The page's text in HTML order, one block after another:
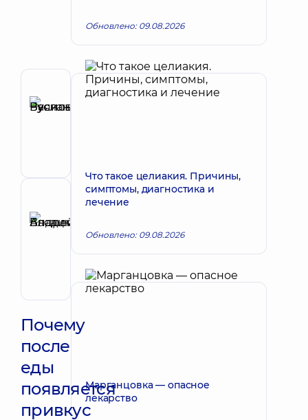
Автор
Рецензент
Андрей
эндоваскулярный
Запись к врачу
Почему
после
еды
появляется
привкус
Обновлено: 09.08.2026
Что такое целиакия. Причины,
симптомы, диагностика и
лечение
Обновлено: 09.08.2026
Марганцовка — опасное
лекарство